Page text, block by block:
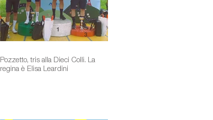
Pozzetto, tris alla Dieci Colli. La
regina è Elisa Leardini